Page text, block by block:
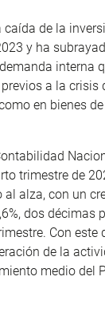
caída de la
y ha
interna
a la crisis
en bienes
trimestre de
al alza, con un
dos décimas
Con este
de la
medio del